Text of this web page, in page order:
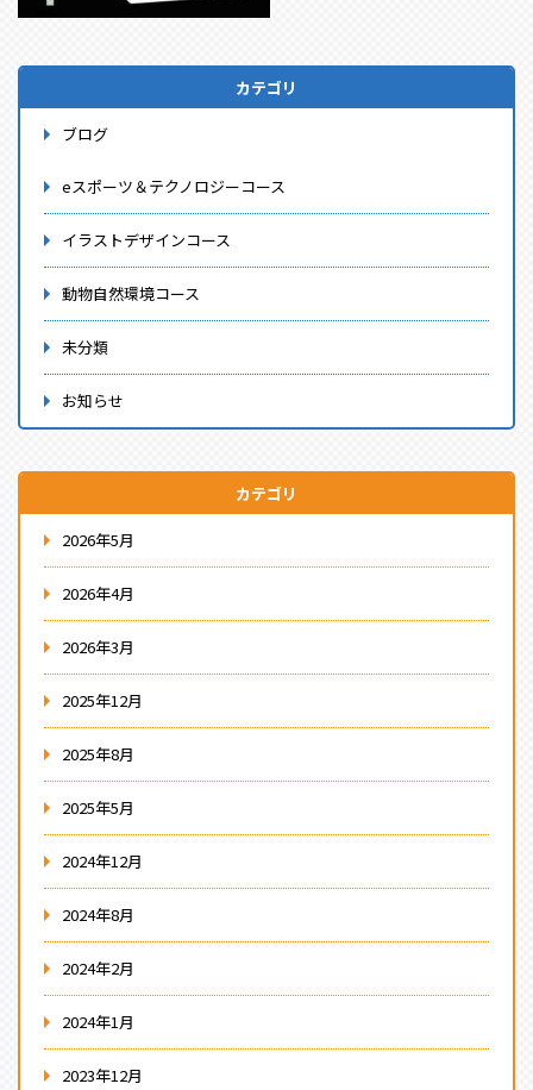
カテゴリ
ブログ
eスポーツ＆テクノロジーコース
イラストデザインコース
動物自然環境コース
未分類
お知らせ
カテゴリ
2026年5月
2026年4月
2026年3月
2025年12月
2025年8月
2025年5月
2024年12月
2024年8月
2024年2月
2024年1月
2023年12月